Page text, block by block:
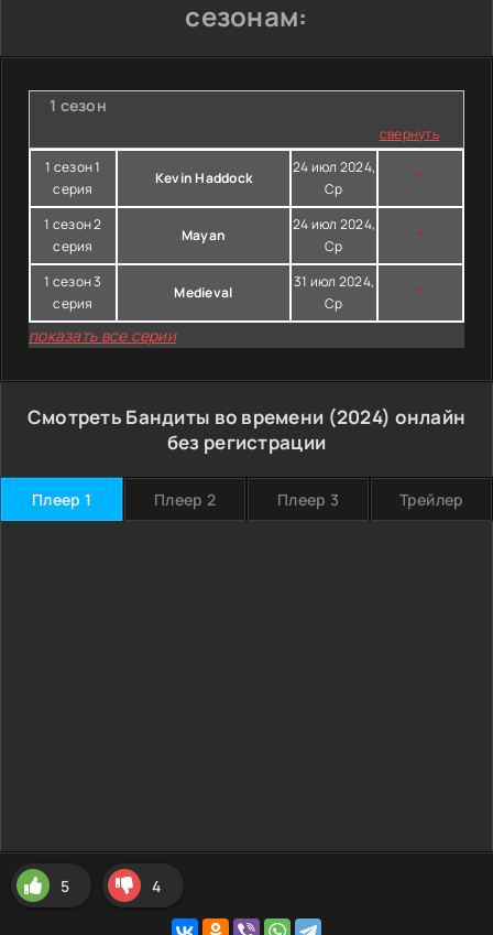
сезонам:
1 сезон
свернуть
1 сезон 1
серия
Kevin Haddock
24 июл 2024,
Ср
*
1 сезон 2
серия
Mayan
24 июл 2024,
Ср
*
1 сезон 3
серия
Medieval
31 июл 2024,
Ср
*
показать все серии
Смотреть Бандиты во времени (2024) онлайн
без регистрации
Плеер 1 Плеер 2 Плеер 3 Трейлер
5 4